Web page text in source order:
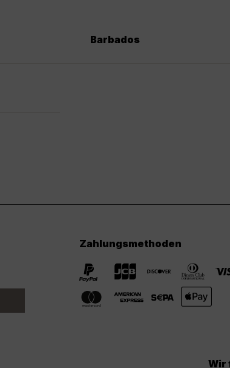
Barbados
Zahlungsmethoden
Wir